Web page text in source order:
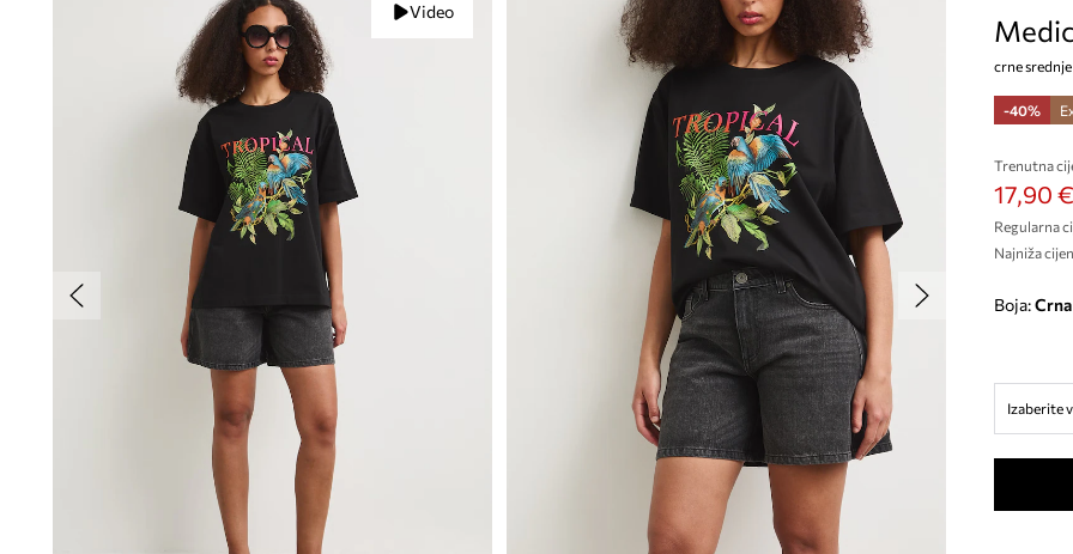
Video
crne
-40%
Trenutna
17,90 €
Regularna
Najniža
Boja: crna
Izaberite